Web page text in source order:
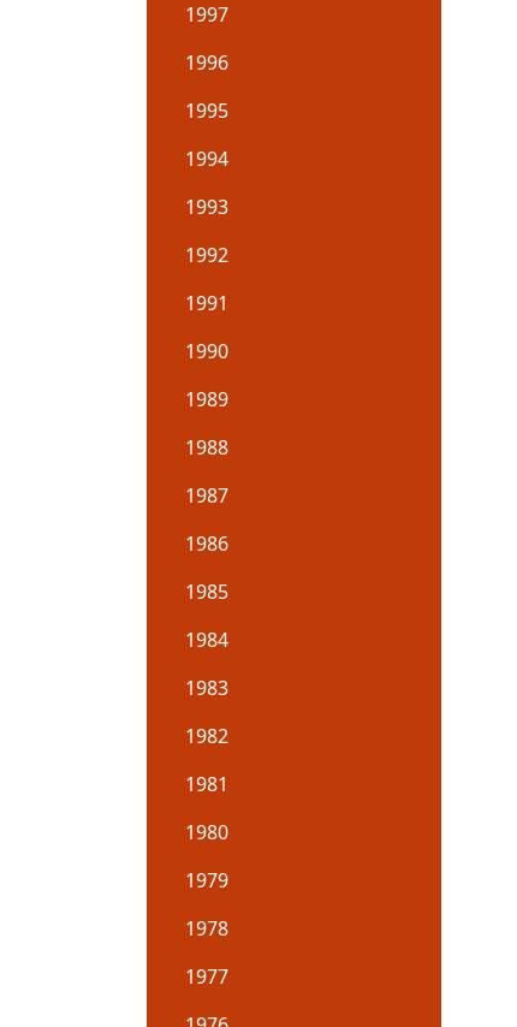
1997
1996
1995
1994
1993
1992
1991
1990
1989
1988
1987
1986
1985
1984
1983
1982
1981
1980
1979
1978
1977